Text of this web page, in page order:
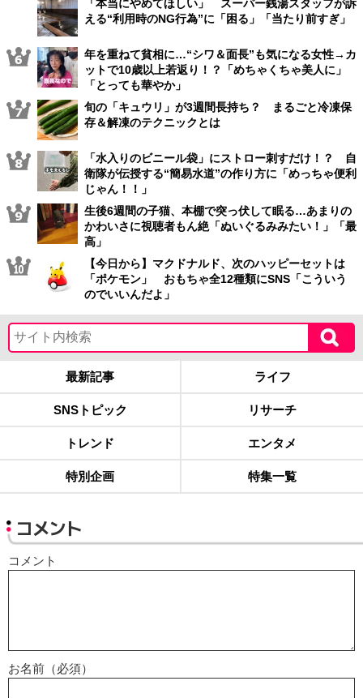
「本当にやめてほしい」 スーパー銭湯スタッフが訴
える“利用時のNG行為”に「困る」「当たり前すぎ」
年を重ねて貧相に…“シワ＆面長”も気になる女性→カ
ットで10歳以上若返り！？「めちゃくちゃ美人に」
「とっても華やか」
旬の「キュウリ」が3週間長持ち？ まるごと冷凍保
存＆解凍のテクニックとは
「水入りのビニール袋」にストロー刺すだけ！？ 自
衛隊が伝授する“簡易水道”の作り方に「めっちゃ便利
じゃん！！」
生後6週間の子猫、本棚で突っ伏して眠る…あまりの
かわいさに視聴者もん絶「ぬいぐるみみたい！」「最
高」
【今日から】マクドナルド、次のハッピーセットは
「ポケモン」 おもちゃ全12種類にSNS「こういう
のでいいんだよ」
最新記事 ライフ
SNSトピック リサーチ
トレンド エンタメ
特別企画 特集一覧
コメント
コメント
お名前（必須）